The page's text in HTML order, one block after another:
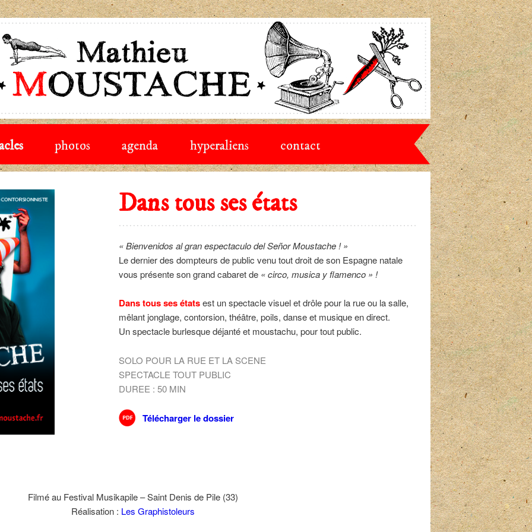
photos agenda hyperaliens contact
Dans tous ses états
« Bienvenidos al gran espectaculo del Señor Moustache ! »
Le dernier des dompteurs de public venu tout droit de son Espagne natale
vous présente son grand cabaret de « circo, musica y flamenco » !
Dans tous ses étatsest un spectacle visuel et drôle pour la rue ou la salle,
mêlant jonglage, contorsion, théâtre, poils, danse et musique en direct.
Un spectacle burlesque déjanté et moustachu, pour tout public.
SOLO POUR LA RUE ET LA SCENE
SPECTACLE TOUT PUBLIC
DUREE : 50 MIN
Télécharger le dossier
Filmé au Festival Musikapile – Saint Denis de Pile (33)
Réalisation : Les Graphistoleurs